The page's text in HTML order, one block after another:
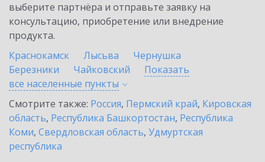
выберите партнёра и отправьте заявку на
консультацию, приобретение или внедрение
продукта.
Краснокамск
Лысьва
Чернушка
Березники
Чайковский
Показать
все населенные пункты
Смотрите также: Россия, Пермский край, Кировская
область, Республика Башкортостан, Республика
Коми, Свердловская область, Удмуртская
республика